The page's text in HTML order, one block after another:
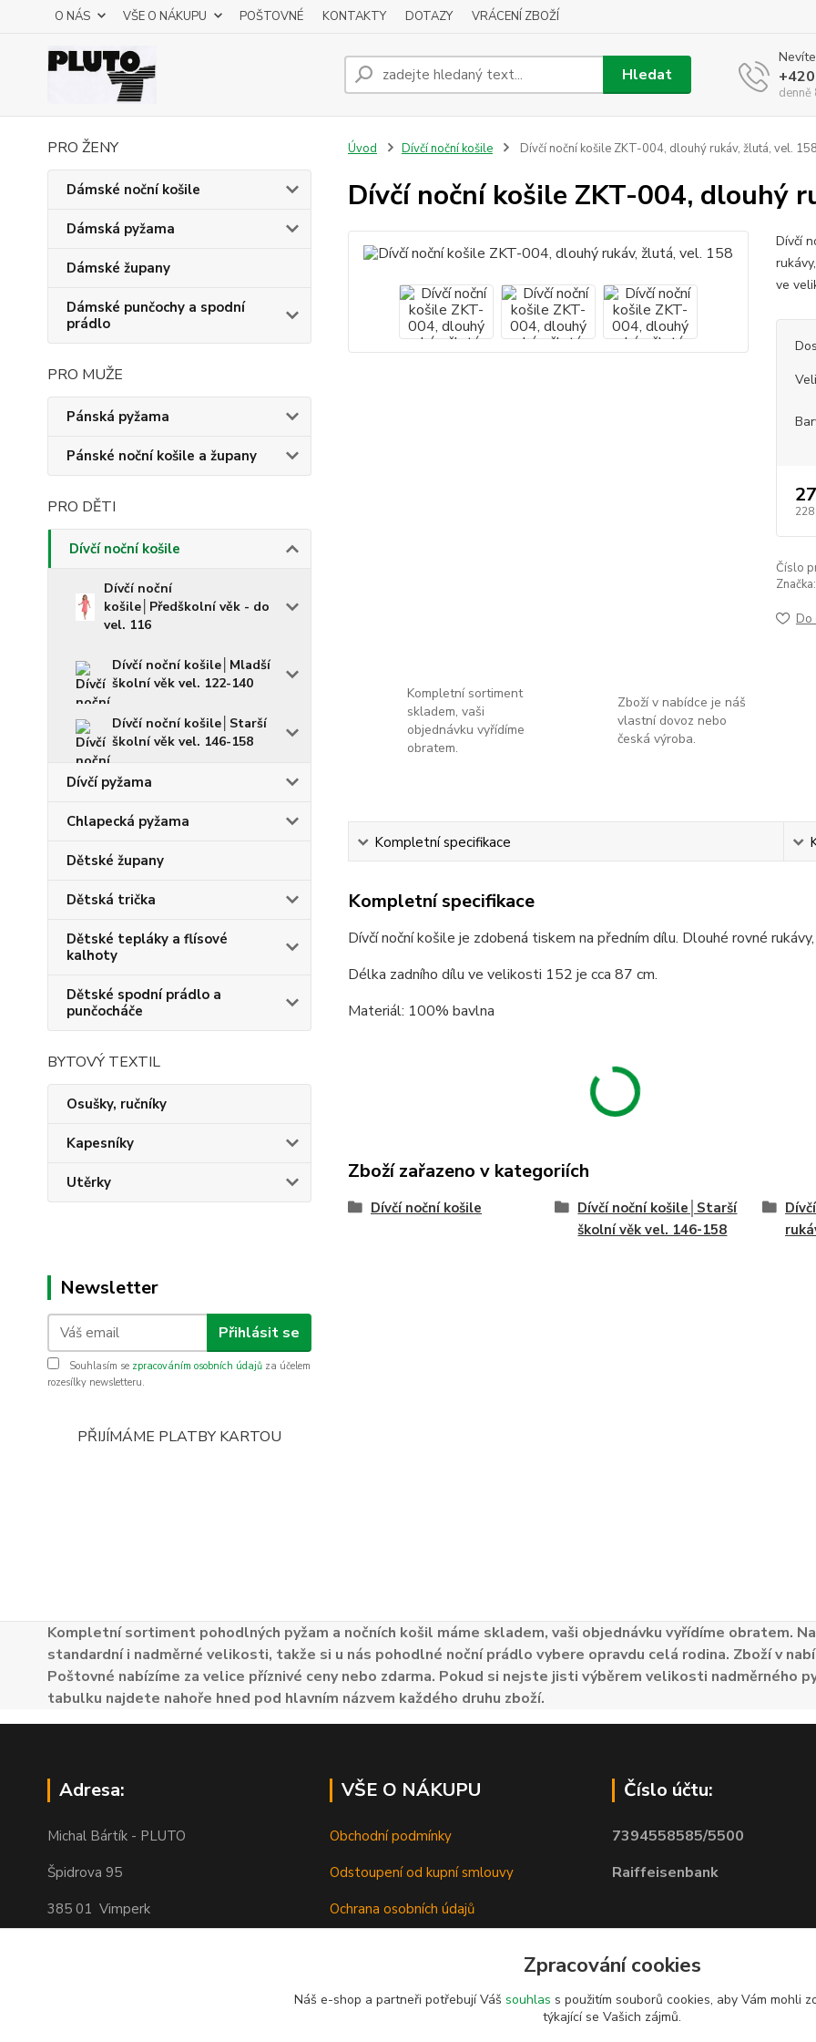
O NÁS VŠE O NÁKUPU POŠTOVNÉ KONTAKTY DOTAZY VRÁCENÍ ZBOŽÍ
Hledat
PRO ŽENY
Dámské noční košile
Dámská pyžama
Dámské župany
Dámské punčochy a spodní
prádlo
PRO MUŽE
Pánská pyžama
Pánské noční košile a župany
PRO DĚTI
Dívčí noční košile
Dívčí noční
košile│Předškolní věk - do
vel. 116
Dívčí noční košile│Mladší
školní věk vel. 122-140
Dívčí noční košile│Starší
školní věk vel. 146-158
Dívčí pyžama
Chlapecká pyžama
Dětské župany
Dětská trička
Dětské tepláky a flísové
kalhoty
Dětské spodní prádlo a
punčocháče
BYTOVÝ TEXTIL
Osušky, ručníky
Kapesníky
Utěrky
Newsletter
Přihlásit se
Souhlasím se zpracováním osobních údajů za účelem
rozesílky newsletteru.
PŘIJÍMÁME PLATBY KARTOU
Úvod Dívčí noční košile Dívčí noční košile ZKT-004, dlouhý rukáv, žlutá, vel. 158
Dívčí noční košile ZKT-004, dlouhý
Dívčí
ve
228
Číslo
Značka:
Do
Kompletní sortiment
skladem, vaši
objednávku vyřídíme
obratem.
Zboží v nabídce je náš
vlastní dovoz nebo
česká výroba.
Kompletní specifikace
Kompletní specifikace
Dívčí noční košile je zdobená tiskem na předním dílu. Dlouhé rovné
Délka zadního dílu ve velikosti 152 je cca 87 cm.
Materiál: 100% bavlna
Zboží zařazeno v kategoriích
Dívčí noční košile
Dívčí noční košile│Starší
školní věk vel. 146-158
Kompletní sortiment pohodlných pyžam a nočních košil máme skladem, vaši objednávku vyřídíme obratem.
standardní i nadměrné velikosti, takže si u nás pohodlné noční prádlo vybere opravdu celá rodina. Zboží v
Poštovné nabízíme za velice příznivé ceny nebo zdarma. Pokud si nejste jisti výběrem velikosti nadměrného
tabulku najdete nahoře hned pod hlavním názvem každého druhu zboží.
Adresa:
Michal Bártík - PLUTO
Špidrova 95
385 01 Vimperk
VŠE O NÁKUPU
Obchodní podmínky
Odstoupení od kupní smlouvy
Ochrana osobních údajů
Číslo účtu:
7394558585/5500
Raiffeisenbank
Zpracování cookies
Náš e-shop a partneři potřebují Váš souhlas s použitím souborů cookies, aby Vám mohli
týkající se Vašich zájmů.